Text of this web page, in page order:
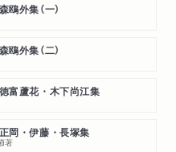
外集（一）
外集（二）
蘆花・木下尚江集
岡・伊藤・長塚集
著